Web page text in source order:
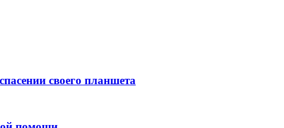
своего планшета